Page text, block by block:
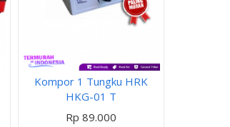
Kompor 1 Tungku HRK
HKG-01 T
Rp 89.000